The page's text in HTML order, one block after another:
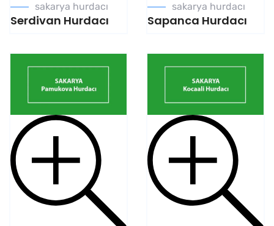
sakarya hurdacı
Serdivan Hurdacı
sakarya hurdacı
Sapanca Hurdacı